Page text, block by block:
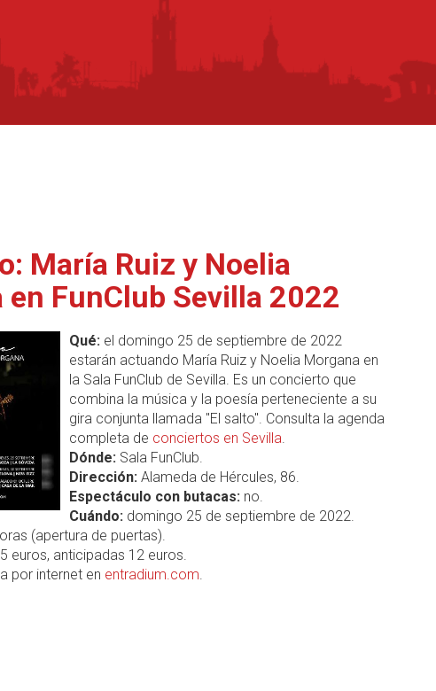
María Ruiz y Noelia
en FunClub Sevilla 2022
Qué:el domingo 25 de septiembre de 2022
estarán actuando María Ruiz y Noelia Morgana en
la Sala FunClub de Sevilla. Es un concierto que
combina la música y la poesía perteneciente a su
gira conjunta llamada "El salto". Consulta la agenda
completa de conciertos en Sevilla.
Dónde:Sala FunClub.
Dirección:Alameda de Hércules, 86.
Espectáculo con butacas:no.
Cuándo:domingo 25 de septiembre de 2022.
(apertura de puertas).
euros, anticipadas 12 euros.
por internet en entradium.com.